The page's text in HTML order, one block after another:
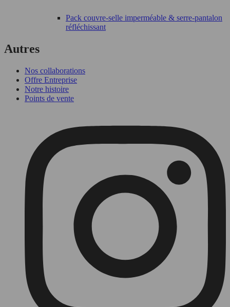
Pack couvre-selle imperméable & serre-pantalon
réfléchissant
Autres
Nos collaborations
Offre Entreprise
Notre histoire
Points de vente